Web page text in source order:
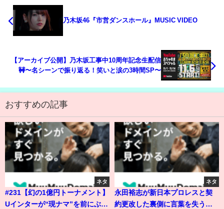
乃木坂46『市営ダンスホール』MUSIC VIDEO
【アーカイブ公開】乃木坂工事中10周年記念生配信
🚧〜名シーンで振り返る！笑いと涙の3時間SP〜
おすすめの記事
ネタ
#231【幻の1億円トーナメント】
Uインターが“現ナマ”を前にぶち
ネタ
永田裕志が新日本プロレスと契
約更改した裏側に言葉を失う…